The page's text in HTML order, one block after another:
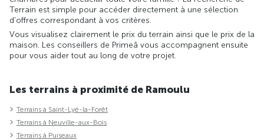
Terrain est simple pour accéder directement à une sélection
d'offres correspondant à vos critères.
Vous visualisez clairement le prix du terrain ainsi que le prix de la
maison. Les conseillers de Primeâ vous accompagnent ensuite
pour vous aider tout au long de votre projet.
Les terrains à proximité de Ramoulu
Terrains à Saint-Lyé-la-Forêt
Terrains à Neuville-aux-Bois
Terrains à Puiseaux